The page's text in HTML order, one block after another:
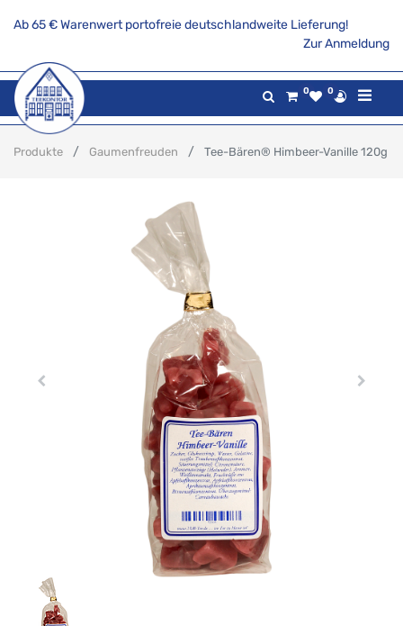
Ab 65 € Warenwert portofreie deutschlandweite Lieferung!
Zur Anmeldung
0 0
Produkte Gaumenfreuden Tee-Bären® Himbeer-Vanille 120g